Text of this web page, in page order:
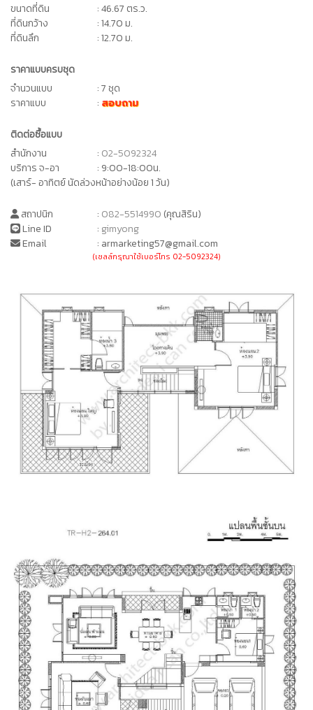
ขนาดที่ดิน
: 46.67 ตร.ว.
ที่ดินกว้าง
: 14.70 ม.
ที่ดินลึก
: 12.70 ม.
ราคาแบบครบชุด
จำนวนแบบ
: 7 ชุด
ราคาแบบ
: สอบถาม
ติดต่อซื้อแบบ
สำนักงาน
: 02-5092324
บริการ จ-อา
: 9:00-18:00น.
(เสาร์- อาทิตย์ นัดล่วงหน้าอย่างน้อย 1 วัน)
สถาปนิก : 082-5514990 (คุณสิริน)
Line ID
: gimyong
Email
: armarketing57@gmail.com
(เซลล์กรุณาใช้เบอร์โทร 02-5092324)